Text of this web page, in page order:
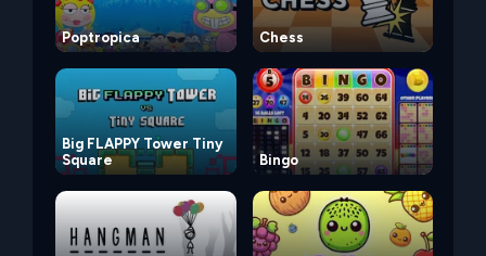
Poptropica Chess
Big FLAPPY Tower Tiny
Square
Bingo